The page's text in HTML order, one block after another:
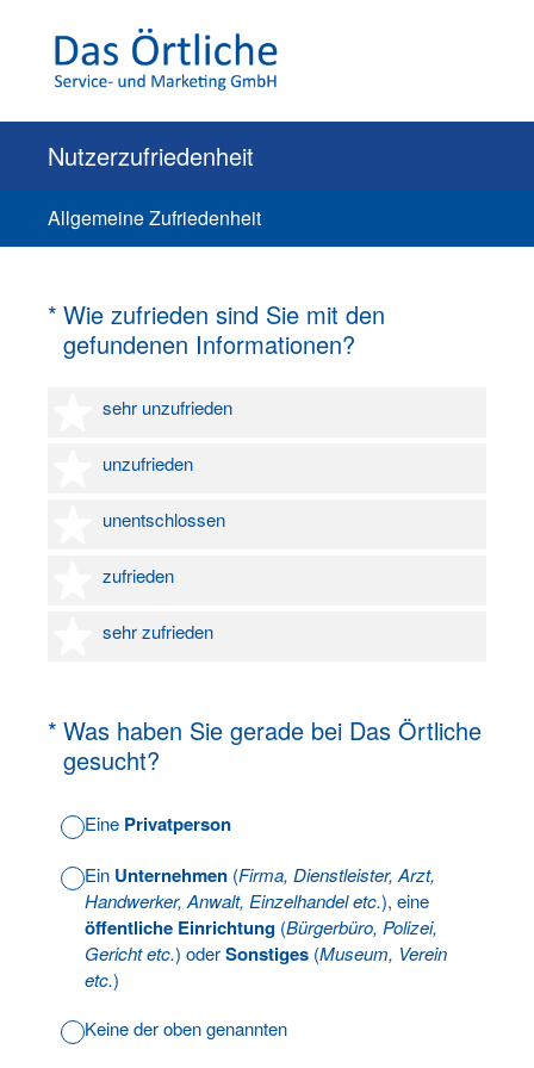
Nutzerzufriedenheit
Allgemeine Zufriedenheit
* Wie zufrieden sind Sie mit den
gefundenen Informationen?
(Erforderlich.)
sehr unzufrieden
1 Stern
unzufrieden
2 Sterne
unentschlossen
3 Sterne
zufrieden
4 Sterne
sehr zufrieden
5 Sterne
* Was haben Sie gerade bei Das Örtliche
gesucht?
(Erforderlich.)
Eine Privatperson
Ein Unternehmen (Firma, Dienstleister, Arzt,
Handwerker, Anwalt, Einzelhandel etc.), eine
öffentliche Einrichtung (Bürgerbüro, Polizei,
Gericht etc.) oderSonstiges (Museum, Verein
etc.)
Keine der oben genannten